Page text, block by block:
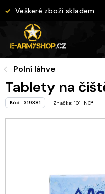
na
Veškeré zboží skladem
Polní láhve
Tablety na
Kód: 319381 Značka: 101 INC®